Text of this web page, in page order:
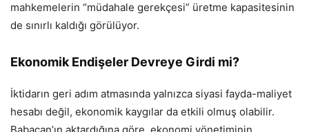
mahkemelerin “müdahale gerekçesi” üretme kapasitesinin
de sınırlı kaldığı görülüyor.
Ekonomik Endişeler Devreye Girdi mi?
İktidarın geri adım atmasında yalnızca siyasi fayda-maliyet
hesabı değil, ekonomik kaygılar da etkili olmuş olabilir.